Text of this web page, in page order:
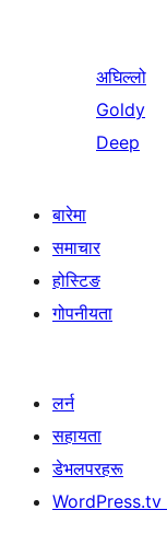
अघिल्लो
Goldy
Deep
बारेमा
समाचार
होस्टिङ
गोपनीयता
लर्न
सहायता
डेभलपरहरू
WordPress.tv